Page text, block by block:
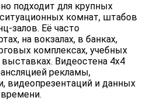
подходит для крупных
комнат, штабов
залов. Её часто
на вокзалах, в банках,
комплексах, учебных
Видеостена 4х4
рекламы,
видеопрезентаций и данных